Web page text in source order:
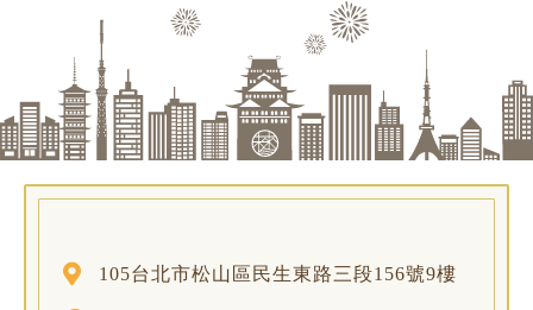
105台北市松山區民生東路三段156號9樓